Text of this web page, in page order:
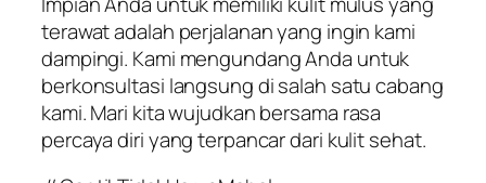
terawat adalah perjalanan yang ingin kami
dampingi. Kami mengundang Anda untuk
berkonsultasi langsung di salah satu cabang
kami. Mari kita wujudkan bersama rasa
percaya diri yang terpancar dari kulit sehat.